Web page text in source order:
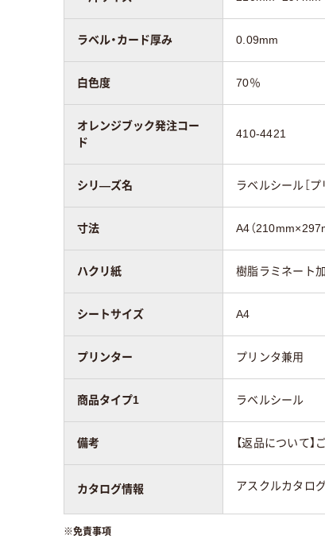
ラベル・カード厚み 0.09mm
白色度 70％
オレンジブック発注コー
ド
410-4421
シリ―ズ名 ラベルシール［プ
寸法 A4（
ハクリ紙 樹脂ラミネート
シートサイズ A4
プリンター プリンタ兼用
商品タイプ1 ラベルシール
備考 【返品について
カタログ情報 アスクルカタロ
※免責事項